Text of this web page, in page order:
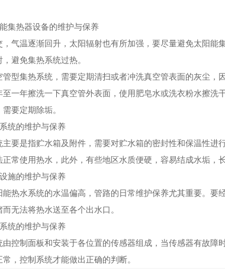
集热器设备的维护与保养
，气温逐渐回升，太阳辐射也有所加强，要尽量避免太阳能
避免集热系统过热。
管型集热系统，需要定期清扫或者冲洗真空管表面的灰尘
至一年擦洗一下真空管外表面，使用肥皂水或洗衣粉水擦
要定期除垢。
统的维护与保养
主要是指贮水箱及附件，需要对贮水箱的密封性和保温性
正常使用热水，此外，有些地区水质便硬，容易结成水垢，
施的维护与保养
能热水系统的水温偏高，管路的日常维护保养尤其重要。
无法将热水送至各个出水口。
统的维护与保养
由控制面板和安装于各位置的传感器组成，当传感器有故
，控制系统才能做出正确的判断。